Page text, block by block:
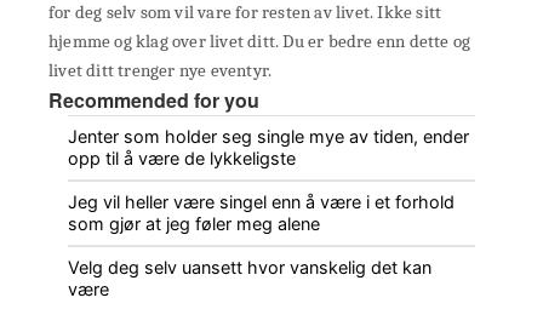
for deg selv som vil vare for resten av livet. Ikke sitt
hjemme og klag over livet ditt. Du er bedre enn dette og
livet ditt trenger nye eventyr.
Recommended for you
Jenter som holder seg single mye av tiden, ender
opp til å være de lykkeligste
Jeg vil heller være singel enn å være i et forhold
som gjør at jeg føler meg alene
Velg deg selv uansett hvor vanskelig det kan
være